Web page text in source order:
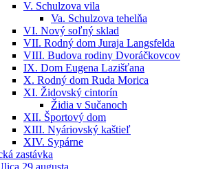
V. Schulzova vila
Va. Schulzova tehelňa
VI. Nový soľný sklad
VII. Rodný dom Juraja Langsfelda
VIII. Budova rodiny Dvoráčkovcov
IX. Dom Eugena Lazišťana
X. Rodný dom Ruda Morica
XI. Židovský cintorín
Židia v Sučanoch
XII. Športový dom
XIII. Nyáriovský kaštieľ
XIV. Sypárne
zastávka
29 augusta